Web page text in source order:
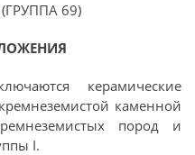
69)
керамические
каменной
пород и
I.